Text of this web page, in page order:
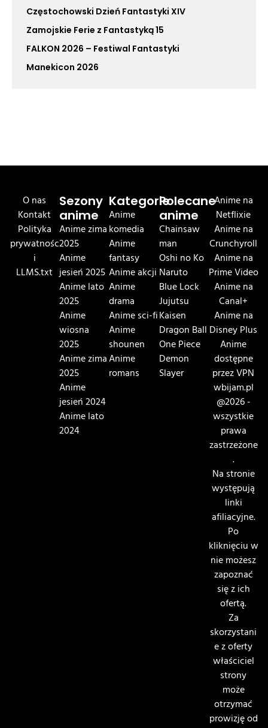
Częstochowski Dzień Fantastyki XIV
Zamojskie Ferie z Fantastyką 15
FALKON 2026 – Festiwal Fantastyki
Manekicon 2026
O nas
Kontakt
Polityka
prywatnośc
i
LLMS.txt
Sezony
anime
Anime zima
2025
Anime
jesień 2025
Anime lato
2025
Anime
wiosna
2025
Anime zima
2025
Anime
jesień 2024
Anime lato
2024
Kategorie
Anime
komedia
Anime
fantasy
Anime akcji
Anime
drama
Anime sci-fi
Anime
shounen
Anime
romans
Polecane
anime
Chainsaw
man
Oshi no Ko
Naruto
Blue Lock
Jujutsu
Kaisen
Dragon Ball
One Piece
Demon
Slayer
Anime na
Netflixie
Anime na
Crunchyroll
Anime na
Prime Video
Anime na
Canal+
Anime na
Disney Plus
Anime
dostępne
przez VPN
wbijam.pl
@2026 -
wszystkie
prawa
zastrzeżone
.
Na stronie
występują
linki
afiliacyjne.
Po
kliknięciu w
nie możesz
zapoznać
się z ich
ofertą.
Za
skorzystani
e z oferty
właściciel
strony
może
otrzymać
prowizję od